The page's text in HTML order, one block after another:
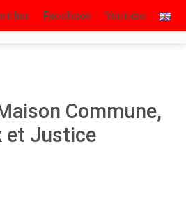
Facebook Youtube
Commune,
et Justice